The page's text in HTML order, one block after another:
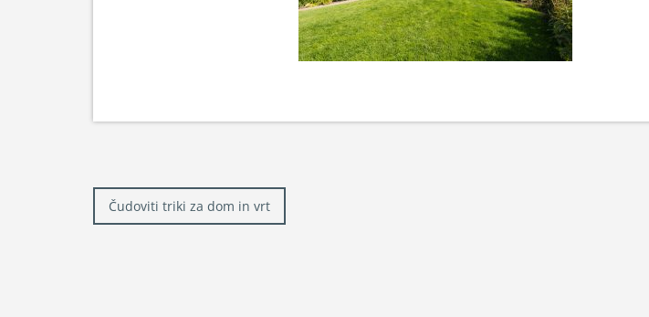
Navigacija
Čudoviti triki za dom in vrt